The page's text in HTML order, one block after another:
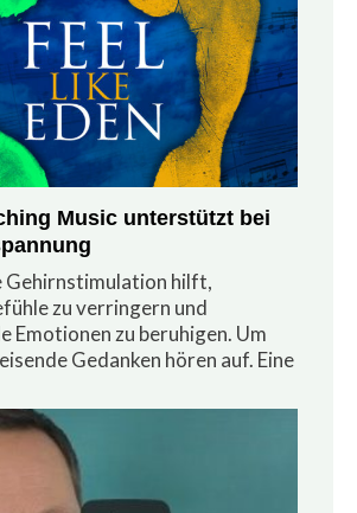
Music unterstützt bei
Gehirnstimulation hilft,
zu verringern und
Emotionen zu beruhigen. Um
Gedanken hören auf. Eine